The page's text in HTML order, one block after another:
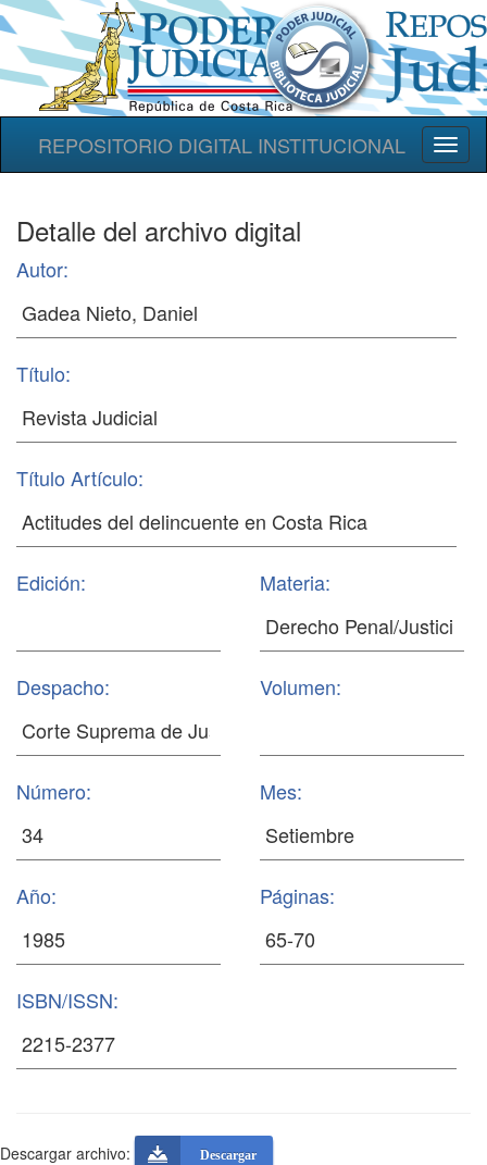
REPOSITORIO DIGITAL INSTITUCIONAL
Detalle del archivo digital
Autor:
Título:
Título Artículo:
Edición: Materia:
Despacho: Volumen:
Número: Mes:
Año: Páginas:
ISBN/ISSN:
Descargar archivo: Descargar